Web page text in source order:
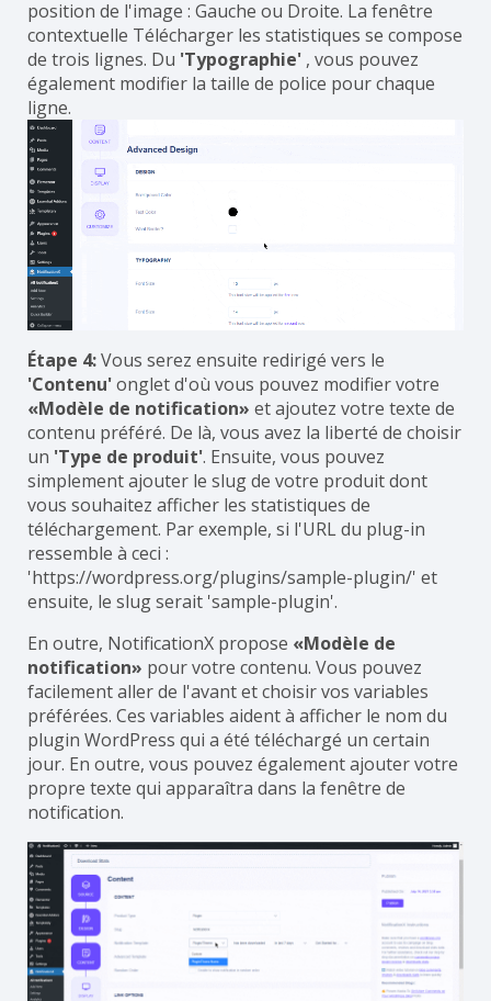
position de l'image : Gauche ou Droite. La fenêtre
contextuelle Télécharger les statistiques se compose
de trois lignes. Du 'Typographie' , vous pouvez
également modifier la taille de police pour chaque
ligne.
Étape 4:Vous serez ensuite redirigé vers le
'Contenu'onglet d'où vous pouvez modifier votre
«Modèle de notification» et ajoutez votre texte de
contenu préféré. De là, vous avez la liberté de choisir
un 'Type de produit'. Ensuite, vous pouvez
simplement ajouter le slug de votre produit dont
vous souhaitez afficher les statistiques de
téléchargement. Par exemple, si l'URL du plug-in
ressemble à ceci :
'https://wordpress.org/plugins/sample-plugin/' et
ensuite, le slug serait 'sample-plugin'.
En outre, NotificationX propose «Modèle de
notification» pour votre contenu. Vous pouvez
facilement aller de l'avant et choisir vos variables
préférées. Ces variables aident à afficher le nom du
plugin WordPress qui a été téléchargé un certain
jour. En outre, vous pouvez également ajouter votre
propre texte qui apparaîtra dans la fenêtre de
notification.